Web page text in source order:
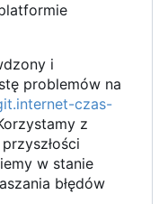
i
problemów na
czas-
z
w stanie
błędów